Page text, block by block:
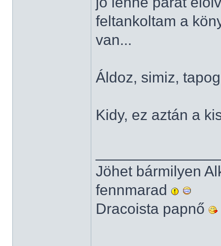
feltankoltam a
van...
Áldoz, simiz,
Kidy, ez aztán a
Jöhet bármilyen
fennmarad
Dracoista papnő